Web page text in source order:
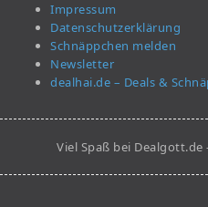
Impressum
Datenschutzerklärung
Schnäppchen melden
Newsletter
dealhai.de – Deals &
Viel Spaß bei